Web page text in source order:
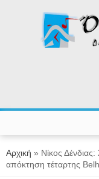
Είστε εδώ
Αρχική » Νίκος
απόκτηση τέταρτης